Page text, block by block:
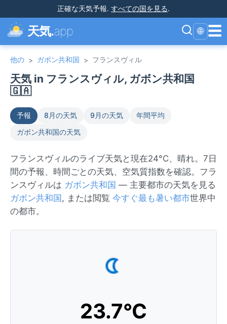
正確な天気予報. すべての国を見る.
天気.app 🌐 ☰
他の > ガボン共和国 > フランスヴィル
天気 in フランスヴィル, ガボン共和国
🇬🇦
予報 8月の天気 9月の天気
年間平均
ガボン共和国の天気
フランスヴィルのライブ天気と現在24°C、晴れ。7日
間の予報、時間ごとの天気、空気質指数を確認。フラ
ンスヴィルは ガボン共和国 — 主要都市の天気を見る
ガボン共和国 , または閲覧 今すぐ最も暑い都市世界中
の都市。
23.7°C